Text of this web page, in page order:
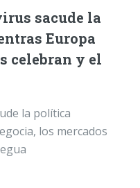
sacude la
Europa
celebran y el
la política
los mercados